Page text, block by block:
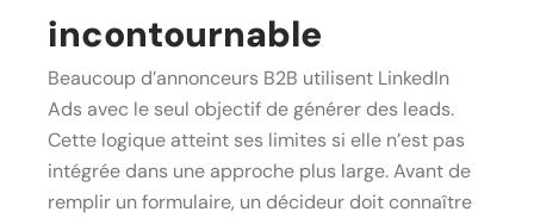
incontournable
Beaucoup d’annonceurs B2B utilisent LinkedIn
Ads avec le seul objectif de générer des leads.
Cette logique atteint ses limites si elle n’est pas
intégrée dans une approche plus large. Avant de
remplir un formulaire, un décideur doit connaître